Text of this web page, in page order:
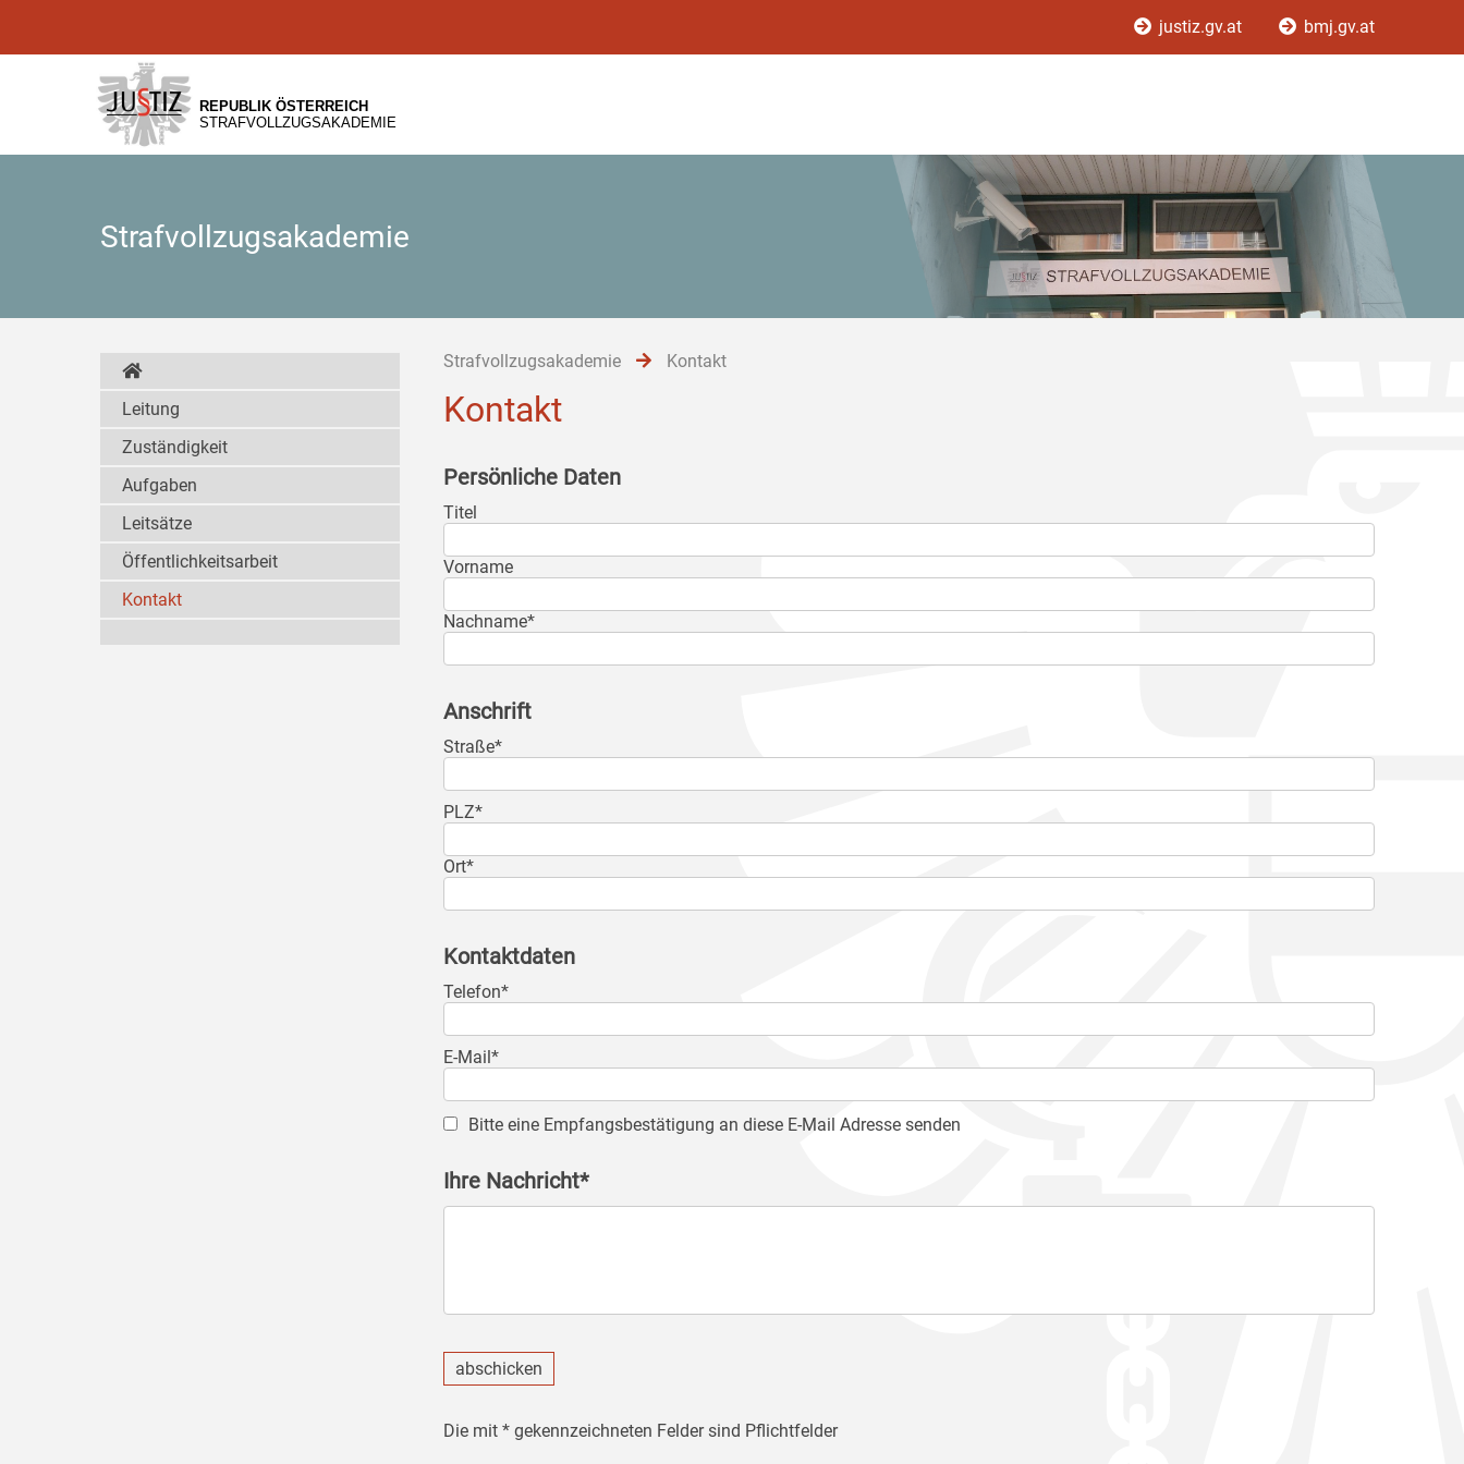
[1]
[2]
[3]
justiz.gv.at bmj.gv.at
REPUBLIK ÖSTERREICH
STRAFVOLLZUGSAKADEMIE
Strafvollzugsakademie
Strafvollzugsakademie Kontakt
Kontakt
Persönliche Daten
Titel
Vorname
Nachname*
Anschrift
Straße*
PLZ*
Ort*
Kontaktdaten
Telefon*
E-Mail*
Bitte eine Empfangsbestätigung an diese E-Mail Adresse senden
Ihre Nachricht*
abschicken
Die mit * gekennzeichneten Felder sind Pflichtfelder
Leitung
Zuständigkeit
Aufgaben
Leitsätze
Öffentlichkeitsarbeit
Kontakt